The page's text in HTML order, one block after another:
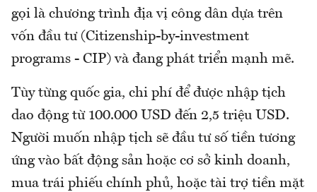
gọi là chương trình địa vị công dân dựa trên
vốn đầu tư (Citizenship-by-investment
programs - CIP) và đang phát triển mạnh mẽ.
Tùy từng quốc gia, chi phí để được nhập tịch
dao động từ 100.000 USD đến 2,5 triệu USD.
Người muốn nhập tịch sẽ đầu tư số tiền tương
ứng vào bất động sản hoặc cơ sở kinh doanh,
mua trái phiếu chính phủ, hoặc tài trợ tiền mặt